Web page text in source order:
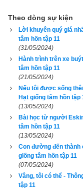
Amy Tan đã dần
say sưa viết thật
giờ một tuần khi còn
khó khăn. Nhưng bà
gắng nhào nặn tài
bà cảm thấy tự do
chương. Sự ra đời
Theo dòng sự kiện
Lời khuyên quý giá
tâm hồn tập 11
(31/05/2024)
Hành trình trên xe
tâm hồn tập 11
(21/05/2024)
Nếu tôi được sống
Hạt giống tâm hồn tập
(13/05/2024)
Bài học từ người
tâm hồn tập 11
(13/05/2024)
Con đường đến thành
giống tâm hồn tập 11
(07/05/2024)
Vâng, tôi có thể -
tập 11